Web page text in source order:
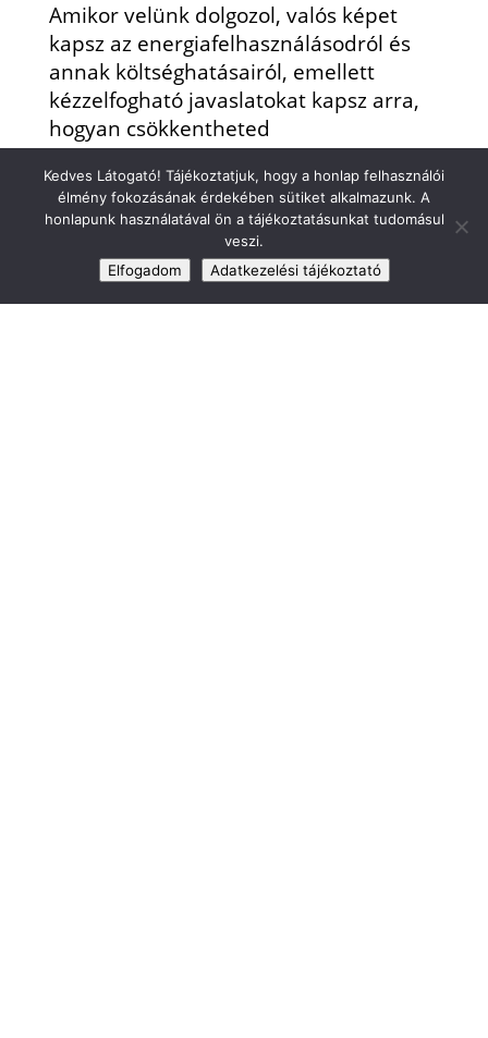
Amikor velünk dolgozol, valós képet
kapsz az energiafelhasználásodról és
annak költséghatásairól, emellett
kézzelfogható javaslatokat kapsz arra,
hogyan csökkentheted
energiafelhasználásodat és
költségeidet, ráadásul az elkészült
dokumentáció hatósági feltöltését is
átvállaljuk helyetted.
Kedves Látogató! Tájékoztatjuk, hogy a honlap felhasználói
élmény fokozásának érdekében sütiket alkalmazunk. A
honlapunk használatával ön a tájékoztatásunkat tudomásul
veszi.
Elfogadom
Adatkezelési tájékoztató